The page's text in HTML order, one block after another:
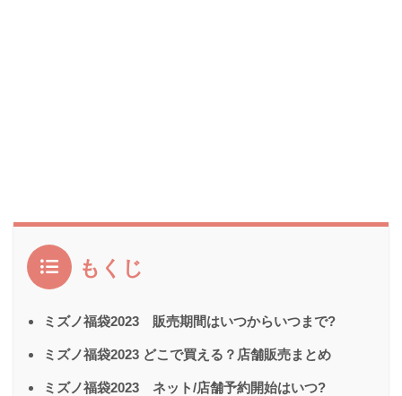
もくじ
ミズノ福袋2023 販売期間はいつからいつまで?
ミズノ福袋2023 どこで買える？店舗販売まとめ
ミズノ福袋2023 ネット/店舗予約開始はいつ?